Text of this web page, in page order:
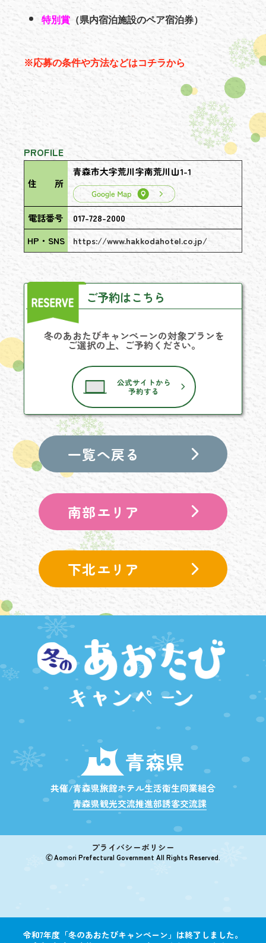
令和7年度「冬のあおたびキャンペーン」は終了しました。
特別賞 （県内宿泊施設のペア宿泊券）
※応募の条件や方法などはコチラから
PROFILE
住 所
青森市大字荒川字南荒川山1-1
電話番号
017-728-2000
HP・SNS
https://www.hakkodahotel.co.jp/
ご予約はこちら
冬のあおたびキャンペーンの対象プランを
ご選択の上、ご予約ください。
公式サイトから
予約する
一覧へ戻る
南部エリア
下北エリア
青森県
共催/青森県旅館ホテル生活衛生同業組合
青森県観光交流推進部誘客交流課
プライバシーポリシー
🄫 Aomori Prefectural Government All Rights Reserved.